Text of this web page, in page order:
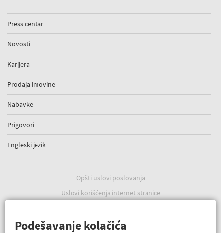
Press centar
Novosti
Karijera
Prodaja imovine
Nabavke
Prigovori
Engleski jezik
Opšti uslovi poslovanja
Uslovi korišćenja internet stranice
Podešavanje kolačića
Podešavanje kolačića